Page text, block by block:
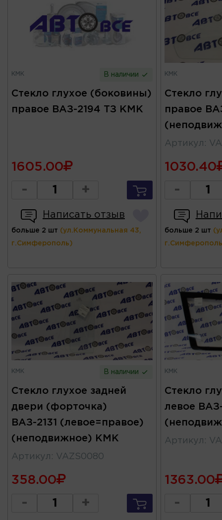
КМК В наличии
Стекло глухое (боковины)
правое ВАЗ-2194 ТЗ КМК
1605.00
- +
Написать отзыв
больше 2 шт (ул.Коммунальная 43,
г.Симферополь)
КМК
Стекло
правое
Артикул :
1030.40
-
больше 2 шт
КМК В наличии
Стекло глухое задней
двери (форточка)
ВАЗ-2131 (левое=правое)
(неподвижное) КМК
Артикул : VAZS0080
358.00
- +
КМК
Стекло
левое ВАЗ-
Артикул :
1363.00
-